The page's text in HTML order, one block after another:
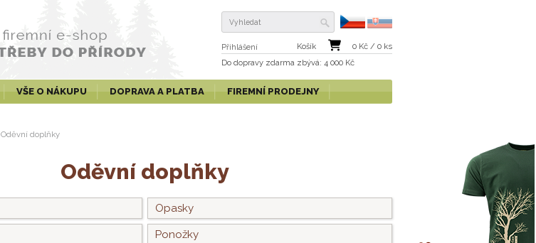
Přihlášení Košík 0Kč / 0ks
Do dopravy zdarma zbývá: 4 000 Kč
VŠE O NÁKUPU DOPRAVA A PLATBA FIREMNÍ PRODEJNY
Oděvní doplňky
Oděvní doplňky
Opasky
Ponožky